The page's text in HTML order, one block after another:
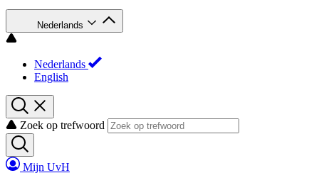
Nederlands
Nederlands
English
Zoek op trefwoord
Mijn UvH